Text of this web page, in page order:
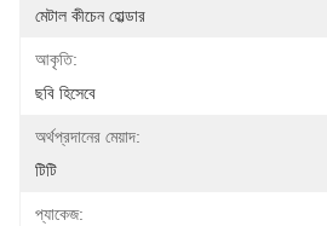
মেটাল কীচেন হোল্ডার
আকৃতি:
ছবি হিসেবে
অর্থপ্রদানের মেয়াদ:
টিটি
প্যাকেজ: